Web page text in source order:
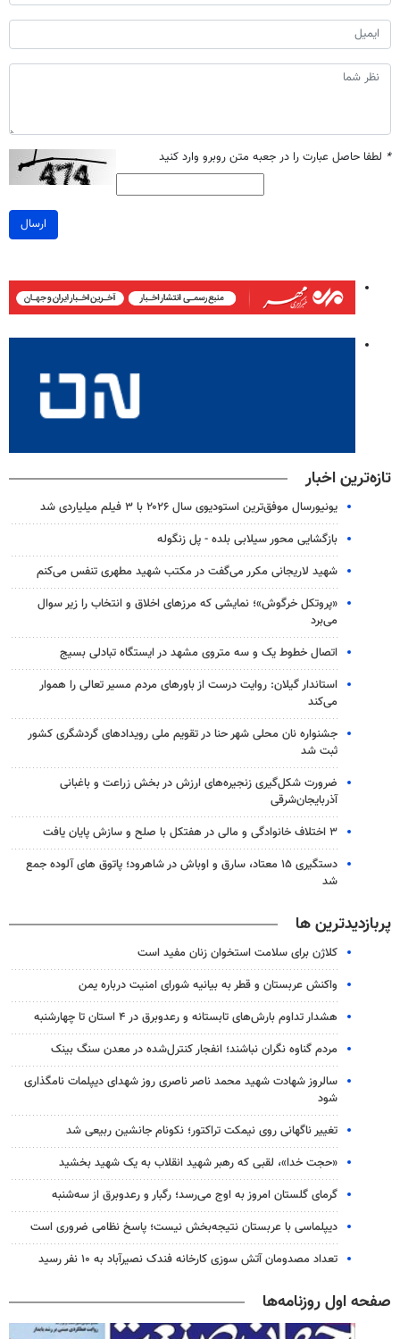
* لطفا حاصل عبارت را در جعبه متن روبرو وارد کنید
ارسال
تازه‌ترین اخبار
یونیورسال موفق‌ترین استودیوی سال ۲۰۲۶ با ۳ فیلم میلیاردی شد
بازگشایی محور سیلابی بلده - پل زنگوله
شهید لاریجانی مکرر می‌گفت در مکتب شهید مطهری تنفس می‌کنم
«پروتکل خرگوش»؛ نمایشی که مرزهای اخلاق و انتخاب را زیر سوال
می‌برد
اتصال خطوط یک و سه متروی مشهد در ایستگاه تبادلی بسیج
استاندار گیلان: روایت درست از باورهای مردم مسیر تعالی را هموار
می‌کند
جشنواره نان محلی شهر حنا در تقویم ملی رویدادهای گردشگری کشور
ثبت شد
ضرورت شکل‌گیری زنجیره‌های ارزش در بخش زراعت و باغبانی
آذربایجان‌شرقی
۳ اختلاف خانوادگی و مالی در هفتکل با صلح و سازش پایان یافت
دستگیری ۱۵ معتاد، سارق و اوباش در شاهرود؛ پاتوق های آلوده جمع
شد
پربازدیدترین ها
کلاژن برای سلامت استخوان زنان مفید است
واکنش عربستان و قطر به بیانیه شورای امنیت درباره یمن
هشدار تداوم بارش‌های تابستانه و رعدوبرق در ۴ استان تا چهارشنبه
مردم گناوه نگران نباشند؛ انفجار کنترل‌شده در معدن سنگ بینک
سالروز شهادت شهید محمد ناصر ناصری روز شهدای دیپلمات نامگذاری
شود
تغییر ناگهانی روی نیمکت تراکتور؛ نکونام جانشین ربیعی شد
«حجت خدا»، لقبی که رهبر شهید انقلاب به یک شهید بخشید
گرمای گلستان امروز به اوج می‌رسد؛ رگبار و رعدوبرق از سه‌شنبه
دیپلماسی با عربستان نتیجه‌بخش نیست؛ پاسخ نظامی ضروری است
تعداد مصدومان آتش سوزی کارخانه فندک نصیرآباد به ۱۰ نفر رسید
صفحه اول روزنامه‌ها